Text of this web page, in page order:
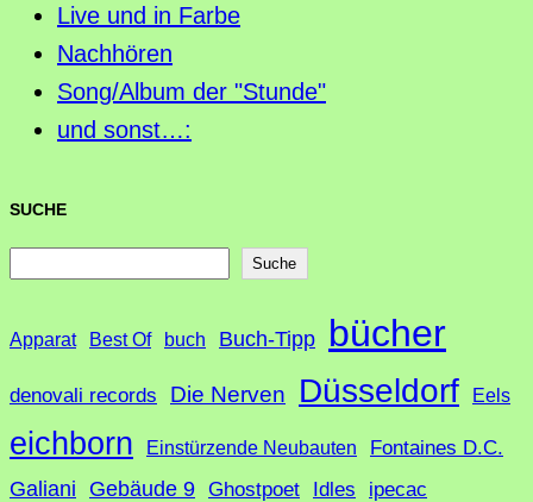
Live und in Farbe
Nachhören
Song/Album der "Stunde"
und sonst…:
SUCHE
c
Suche
Apparat Best Of buch Buch-Tipp bücher
denovali records Die Nerven Düsseldorf Eels
eichborn Einstürzende Neubauten Fontaines D.C.
Galiani Gebäude 9 Ghostpoet Idles ipecac